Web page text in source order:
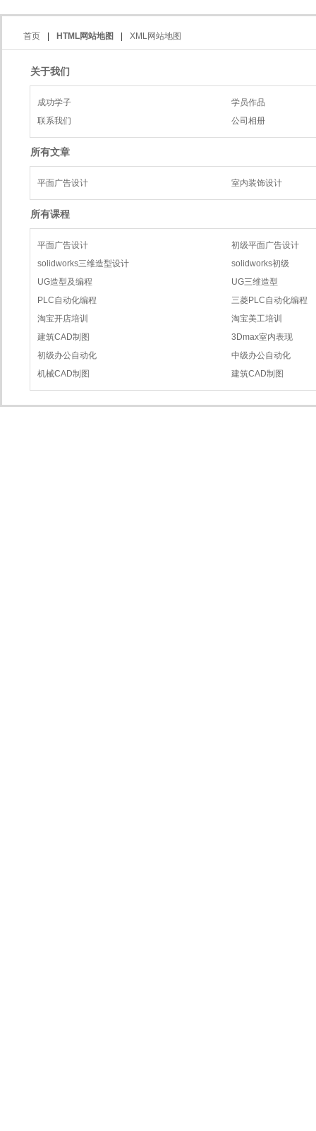
首页 HTML网站地图 XML网站地图
关于我们
成功学子
学员作品
联系我们
公司相册
所有文章
平面广告设计 室内装饰设计
所有课程
平面广告设计
初级平面广告设计
solidworks三维造型设计
solidworks初级
UG造型及编程
UG三维造型
PLC自动化编程
三菱PLC自动化编程
淘宝开店培训
淘宝美工培训
建筑CAD制图
3Dmax室内表现
初级办公自动化
中级办公自动化
机械CAD制图
建筑CAD制图